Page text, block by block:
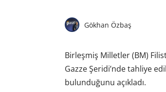
Gökhan Özbaş
Birleşmiş Milletler (BM)
Gazze Şeridi’nde tahliye
bulunduğunu açıkladı.